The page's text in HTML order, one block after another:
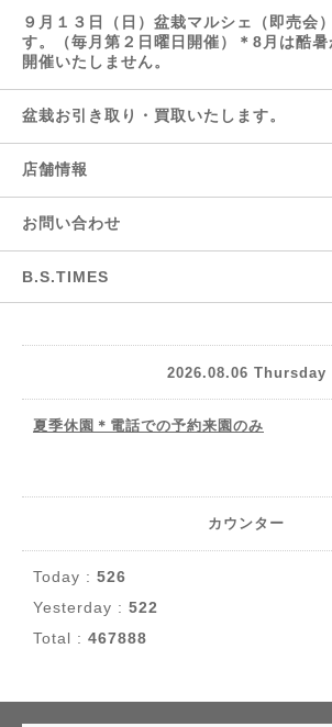
９月１３日（日）盆栽マルシェ（即売会
す。（毎月第２日曜日開催）＊8月は酷
開催いたしません。
盆栽お引き取り・買取いたします。
店舗情報
お問い合わせ
B.S.TIMES
2026.08.06 Thursday
夏季休園＊電話での予約来園のみ
カウンター
Today : 526
Yesterday : 522
Total : 467888